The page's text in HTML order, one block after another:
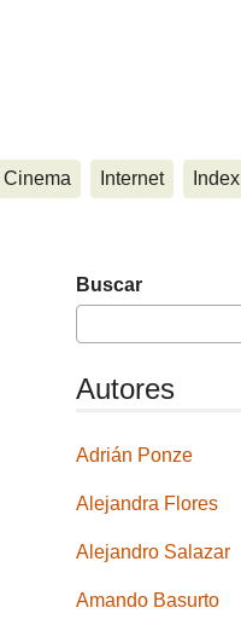
Cinema Internet Index
Buscar
Autores
Adrián Ponze
Alejandra Flores
Alejandro Salazar
Amando Basurto